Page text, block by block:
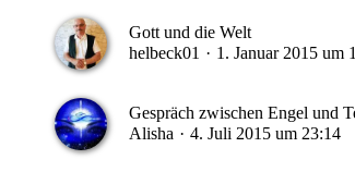
Gott und die Welt
helbeck01 1. Januar 2015 um
Gespräch zwischen Engel und
Alisha 4. Juli 2015 um 23:14